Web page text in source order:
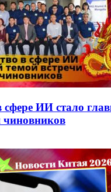
сфере ИИ стало
чиновников